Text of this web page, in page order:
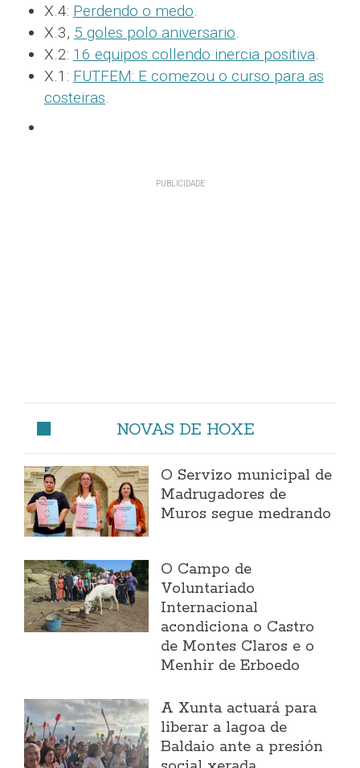
X.4: Perdendo o medo.
X.3, 5 goles polo aniversario.
X.2: 16 equipos collendo inercia positiva.
X.1: FUTFEM: E comezou o curso para as
costeiras.
NOVAS DE HOXE
O Servizo municipal de
Madrugadores de
Muros segue medrando
O Campo de
Voluntariado
Internacional
acondiciona o Castro
de Montes Claros e o
Menhir de Erboedo
A Xunta actuará para
liberar a lagoa de
Baldaio ante a presión